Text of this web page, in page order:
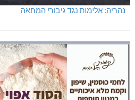
נהריה: אלימות נגד גיבורי המחאה